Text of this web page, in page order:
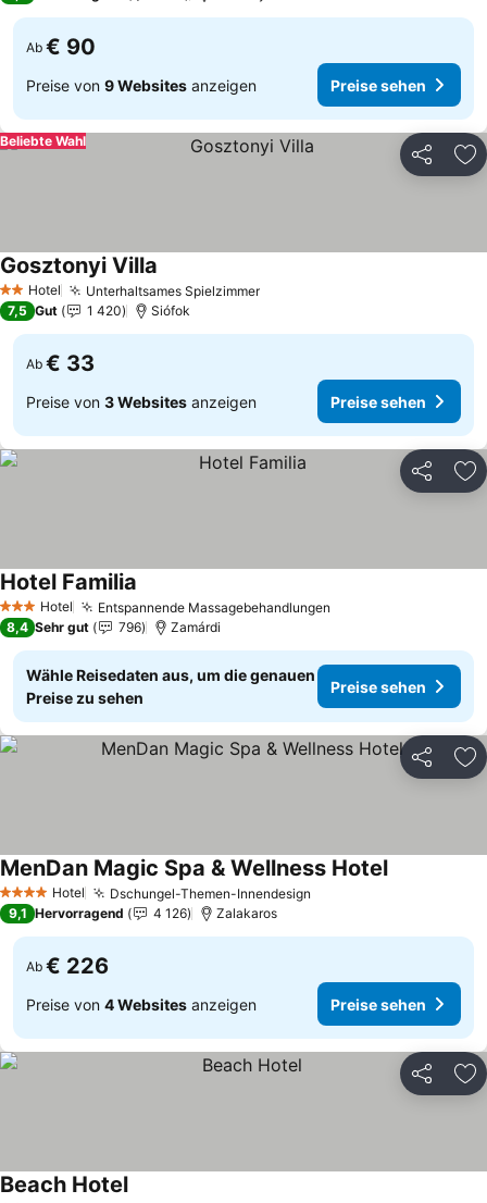
Ab € 90
Preise von 9 Websites anzeigen Preise sehen
Teilen
Beliebte Wahl
2 Sterne
Hotel Unterhaltsames SpielzimmerPreise sehen
Gosztonyi Villa
7,5 Gut 1 420 Siófok
Ab € 33
Preise von 3 Websites anzeigen Preise sehen
Teilen
3 SterneHotel Entspannende Massagebehandlungen
Hotel Familia
8,4 Sehr gut 796 Zamárdi
Wähle Reisedaten aus, um die genauen
Preise zu sehen
Preise sehen
Teilen
4 Sterne Hotel Dschungel-Themen-Innendesign
MenDan Magic Spa & Wellness HotelPreise
9,1 Hervorragend 4 126 Zalakaros
Ab € 226
Preise von 4 Websites anzeigen Preise sehen
Teilen
Beach HotelPreise sehen